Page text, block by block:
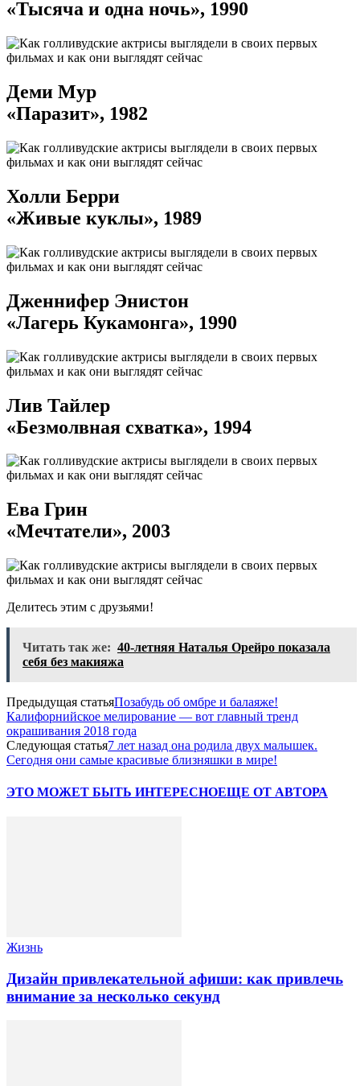
«Тысяча и одна ночь», 1990
Деми Мур
«Паразит», 1982
Холли Берри
«Живые куклы», 1989
Дженнифер Энистон
«Лагерь Кукамонга», 1990
Лив Тайлер
«Безмолвная схватка», 1994
Ева Грин
«Мечтатели», 2003
Делитесь этим с друзьями!
Читать так же: 40-летняя Наталья Орейро показала
себя без макияжа
Предыдущая статьяПозабудь об омбре и балаяже!
Калифорнийское мелирование — вот главный тренд
окрашивания 2018 года
Следующая статья7 лет назад она родила двух малышек.
Сегодня они самые красивые близняшки в мире!
ЭТО МОЖЕТ БЫТЬ ИНТЕРЕСНОЕЩЕ ОТ АВТОРА
Жизнь
Дизайн привлекательной афиши: как привлечь
внимание за несколько секунд